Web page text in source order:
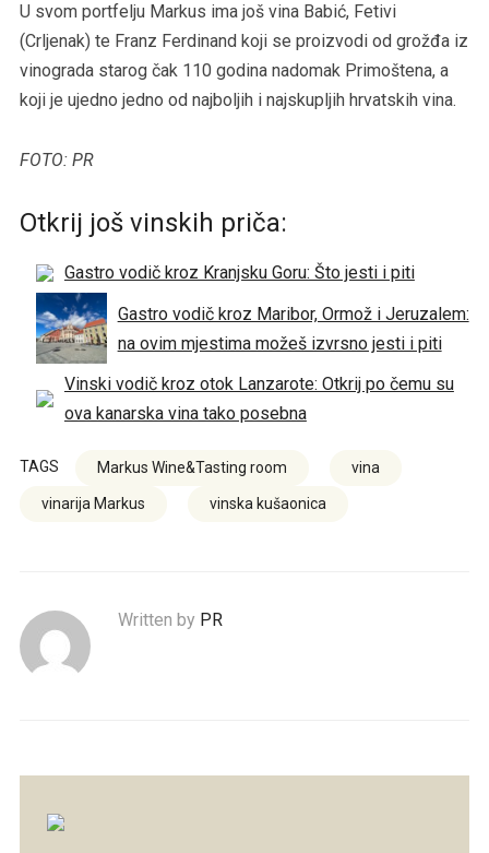
U svom portfelju Markus ima još vina Babić, Fetivi
(Crljenak) te Franz Ferdinand koji se proizvodi od grožđa iz
vinograda starog čak 110 godina nadomak Primoštena, a
koji je ujedno jedno od najboljih i najskupljih hrvatskih vina.
FOTO: PR
Otkrij još vinskih priča:
Gastro vodič kroz Kranjsku Goru: Što jesti i piti
Gastro vodič kroz Maribor, Ormož i Jeruzalem:
na ovim mjestima možeš izvrsno jesti i piti
Vinski vodič kroz otok Lanzarote: Otkrij po čemu su
ova kanarska vina tako posebna
TAGS Markus Wine&Tasting room vina
vinarija Markus vinska kušaonica
Written by PR